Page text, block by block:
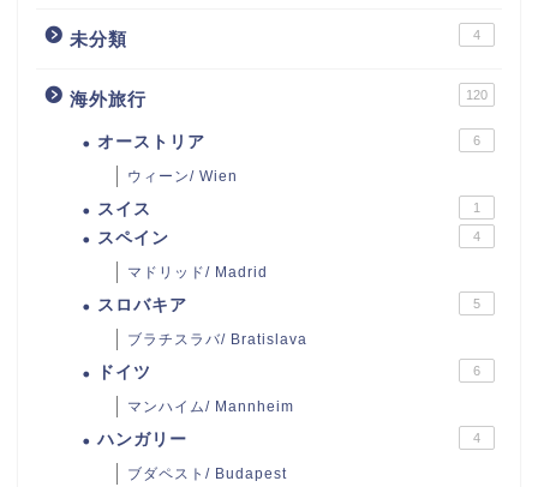
未分類 4
海外旅行 120
オーストリア 6
ウィーン/ Wien
スイス 1
スペイン 4
マドリッド/ Madrid
スロバキア 5
ブラチスラバ/ Bratislava
ドイツ 6
マンハイム/ Mannheim
ハンガリー 4
ブダペスト/ Budapest